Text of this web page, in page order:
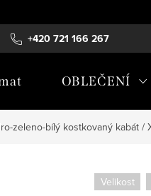
+420 721 166 267
ŘÁD, ÚDRŽBA
OBLEČENÍ
zeleno-bílý kostkovaný kabát /
Velikost